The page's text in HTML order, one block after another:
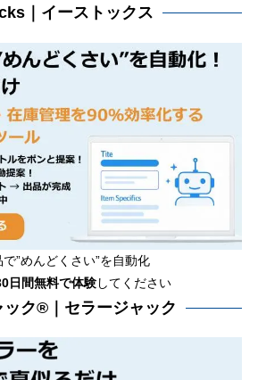
｜イーストックス
”めんどくさい”を自動化
日間無料で体験してください
ック®｜セラージャック